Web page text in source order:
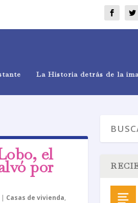
La Historia detrás de la
el
por
Casas de vivienda,